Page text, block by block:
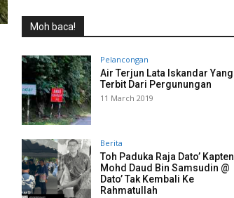
Moh baca!
Pelancongan
Air Terjun Lata Iskandar Yang
Terbit Dari Pergunungan
11 March 2019
Berita
Toh Paduka Raja Dato’ Kapten
Mohd Daud Bin Samsudin @
Dato’ Tak Kembali Ke
Rahmatullah